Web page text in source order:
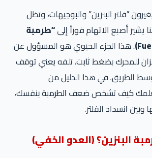
“فلتر البنزين” والبوجيهات، وتظل
يشير أصبع الاتهام فوراً إلى“طرمبة
. هذا الجزء الحيوي هو المسؤول عن
للمحرك بضغط ثابت. تلفه يعني توقف
الطريق. في هذا الدليل من
كيف تشخص ضعف الطرمبة بنفسك،
وبين انسداد الفلتر.
البنزين؟ (العدو الخفي)